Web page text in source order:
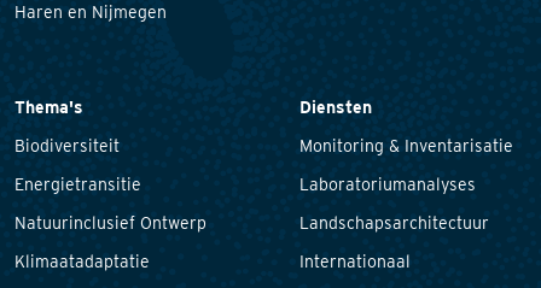
Haren en Nijmegen
Thema's
Biodiversiteit
Energietransitie
Natuurinclusief Ontwerp
Klimaatadaptatie
Diensten
Monitoring & Inventarisatie
Laboratoriumanalyses
Landschapsarchitectuur
Internationaal